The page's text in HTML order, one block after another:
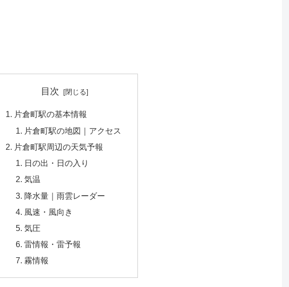
目次
片倉町駅の基本情報
片倉町駅の地図｜アクセス
片倉町駅周辺の天気予報
日の出・日の入り
気温
降水量｜雨雲レーダー
風速・風向き
気圧
雷情報・雷予報
霧情報